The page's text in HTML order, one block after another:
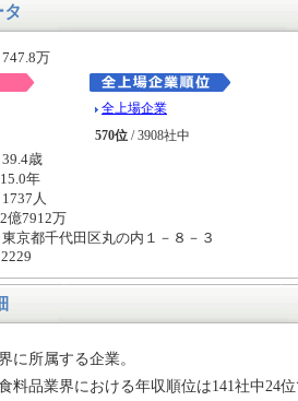
747.8万
全上場企業
570位 / 3908社中
39.4歳
15.0年
1737人
2億7912万
東京都千代田区丸の内１－８－３
2229
に所属する企業。
料品業界における年収順位は141社中24